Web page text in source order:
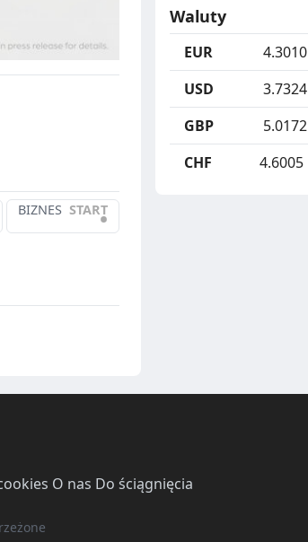
BIZNES START
•
Waluty
EUR
4.3010
USD 3.7324
GBP 5.0172
CHF 4.6005
O nas Do ściągnięcia